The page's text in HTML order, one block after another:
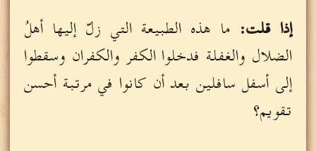
إذا قلت: ما هذه الطبيعة التي زلّ إليها أهلُ
الضلال والغفلة فدخلوا الكفر والكفران وسقطوا
إلى أسفل سافلين بعد أن كانوا في مرتبة أحسن
تقويم؟